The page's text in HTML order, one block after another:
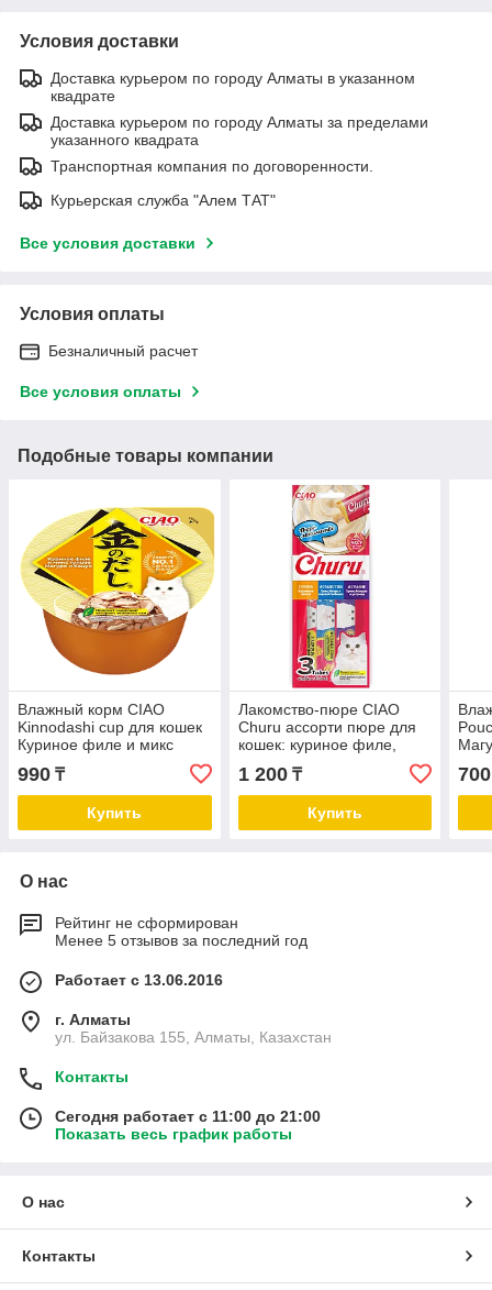
Условия доставки
Доставка курьером по городу Алматы в указанном
квадрате
Доставка курьером по городу Алматы за пределами
указанного квадрата
Транспортная компания по договоренности.
Курьерская служба "Алем ТАТ"
Все условия доставки
Условия оплаты
Безналичный расчет
Все условия оплаты
Подобные товары компании
Влажный корм CIAO
Kinnodashi cup для кошек
Куриное филе и микс
тунцов Магуро и Кацуо,
консервы 70г
990 ₸
Купить
Лакомство-пюре CIAO
Churu ассорти пюре для
кошек: куриное филе,
тунец Магуро и морской
гребешок, тунец Магуро и
устрица 14г
1 200₸
Купить
40г
700
О нас
Рейтинг не сформирован
Менее 5 отзывов за последний год
Работает с 13.06.2016
г. Алматы
ул. Байзакова 155, Алматы, Казахстан
Контакты
Сегодня работает с 11:00 до 21:00
Показать весь график работы
О нас
Контакты